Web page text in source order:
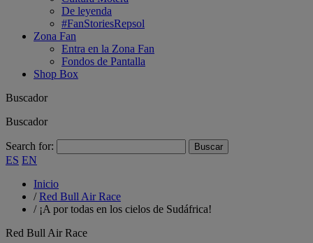
De leyenda
#FanStoriesRepsol
Zona Fan
Entra en la Zona Fan
Fondos de Pantalla
Shop Box
Buscador
Buscador
Search for:
ES EN
Inicio
/Red Bull Air Race
/ ¡A por todas en los cielos de Sudáfrica!
Red Bull Air Race